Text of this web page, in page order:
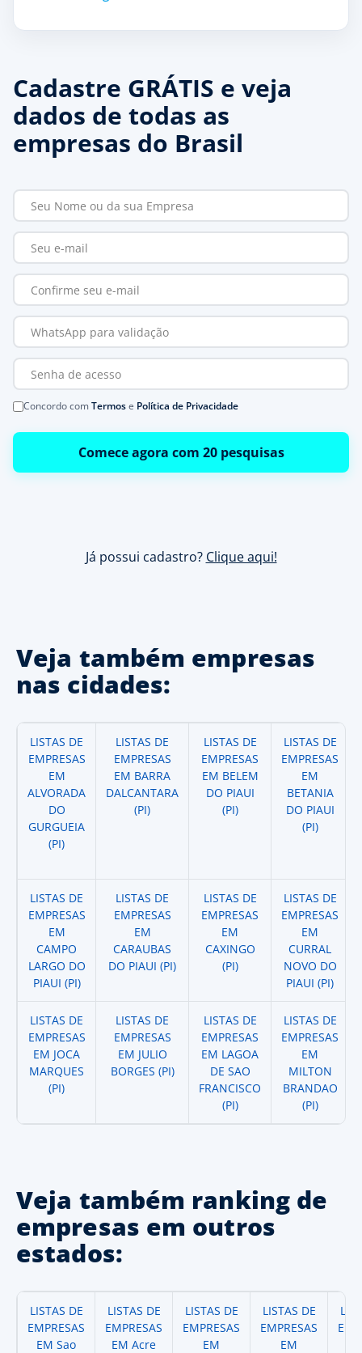
Cadastre GRÁTIS e veja
dados de todas as
empresas do Brasil
Concordo comTermose Política de Privacidade
Comece agora com 20 pesquisas
Já possui cadastro? Clique aqui!
Veja também empresas
nas cidades:
LISTAS DE
EMPRESAS
EM
ALVORADA
DO
GURGUEIA
(PI)
LISTAS DE
EMPRESAS
EM BARRA
DALCANTARA
(PI)
LISTAS DE
EMPRESAS
EM BELEM
DO PIAUI
(PI)
LISTAS DE
EMPRESAS
EM
BETANIA
DO PIAUI
(PI)
LISTAS DE
EMPRESAS
EM
CAMPO
LARGO DO
PIAUI (PI)
LISTAS DE
EMPRESAS
EM
CARAUBAS
DO PIAUI (PI)
LISTAS DE
EMPRESAS
EM
CAXINGO
(PI)
LISTAS DE
EMPRESAS
EM
CURRAL
NOVO DO
PIAUI (PI)
LISTAS DE
EMPRESAS
EM JOCA
MARQUES
(PI)
LISTAS DE
EMPRESAS
EM JULIO
BORGES (PI)
LISTAS DE
EMPRESAS
EM LAGOA
DE SAO
FRANCISCO
(PI)
LISTAS DE
EMPRESAS
EM
MILTON
BRANDAO
(PI)
Veja também ranking de
empresas em outros
estados:
LISTAS DE
EMPRESAS
EM Sao
LISTAS DE
EMPRESAS
EM Acre
LISTAS DE
EMPRESAS
EM
LISTAS DE
EMPRESAS
EM